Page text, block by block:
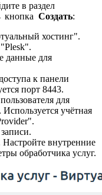
в раздел
кнопка Создать:
хостинг".
"Plesk".
данные для
к панели
порт 8443.
для
учётная
Настройте внутренние
обработчика услуг.